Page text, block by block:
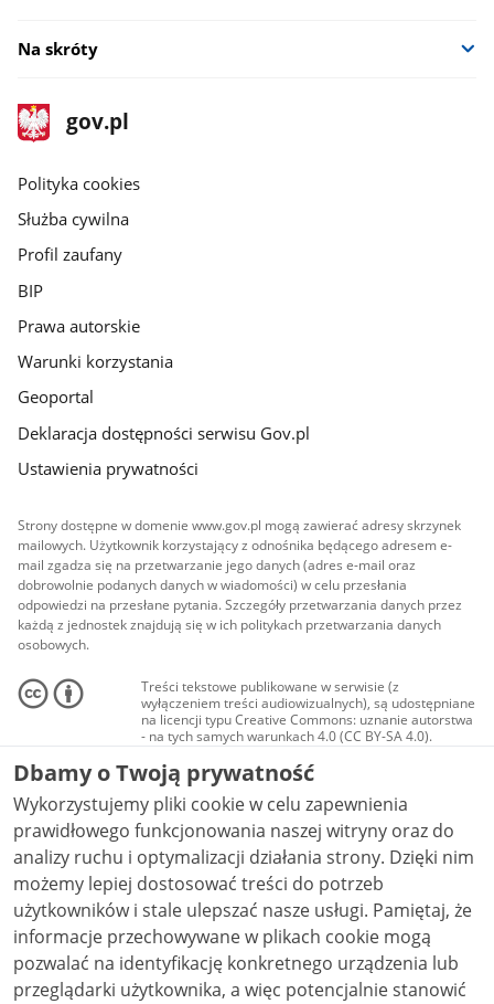
Na skróty
stopka
gov.pl
Strona
gov.pl
gov.pl
Polityka cookies
Służba cywilna
Profil zaufany
BIP
Prawa autorskie
Warunki korzystania
Geoportal
Deklaracja dostępności serwisu Gov.pl
Ustawienia prywatności
Strony dostępne w domenie www.gov.pl mogą zawierać adresy skrzynek
mailowych. Użytkownik korzystający z odnośnika będącego adresem e-
mail zgadza się na przetwarzanie jego danych (adres e-mail oraz
dobrowolnie podanych danych w wiadomości) w celu przesłania
odpowiedzi na przesłane pytania. Szczegóły przetwarzania danych przez
każdą z jednostek znajdują się w ich politykach przetwarzania danych
osobowych.
Treści tekstowe publikowane w serwisie (z
wyłączeniem treści audiowizualnych), są udostępniane
na licencji typu Creative Commons: uznanie autorstwa
- na tych samych warunkach 4.0 (CC BY-SA 4.0).
Materiały audiowizualne, w tym zdjęcia, materiały
audio i wideo, są udostępniane na licencji typu
Creative Commons: uznanie autorstwa użycie
niekomercyjne - bez utworów zależnych 4.0 (CC BY-
NC-ND 4.0), o ile nie jest to stwierdzone inaczej.
Dbamy o Twoją prywatność
Wykorzystujemy pliki cookie w celu zapewnienia
prawidłowego funkcjonowania naszej witryny oraz do
analizy ruchu i optymalizacji działania strony. Dzięki nim
możemy lepiej dostosować treści do potrzeb
użytkowników i stale ulepszać nasze usługi. Pamiętaj, że
informacje przechowywane w plikach cookie mogą
pozwalać na identyfikację konkretnego urządzenia lub
przeglądarki użytkownika, a więc potencjalnie stanowić